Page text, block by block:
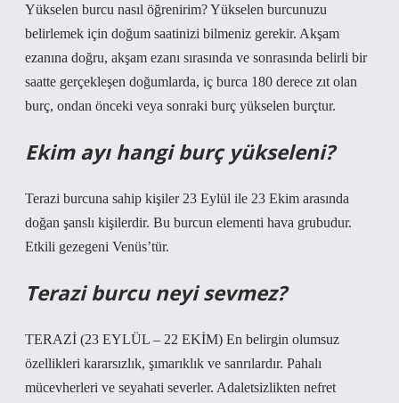
Yükselen burcu nasıl öğrenirim? Yükselen burcunuzu
belirlemek için doğum saatinizi bilmeniz gerekir. Akşam
ezanına doğru, akşam ezanı sırasında ve sonrasında belirli bir
saatte gerçekleşen doğumlarda, iç burca 180 derece zıt olan
burç, ondan önceki veya sonraki burç yükselen burçtur.
Ekim ayı hangi burç yükseleni?
Terazi burcuna sahip kişiler 23 Eylül ile 23 Ekim arasında
doğan şanslı kişilerdir. Bu burcun elementi hava grubudur.
Etkili gezegeni Venüs’tür.
Terazi burcu neyi sevmez?
TERAZİ (23 EYLÜL – 22 EKİM) En belirgin olumsuz
özellikleri kararsızlık, şımarıklık ve sanrılardır. Pahalı
mücevherleri ve seyahati severler. Adaletsizlikten nefret